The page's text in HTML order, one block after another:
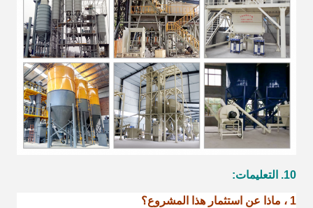
10. التعليمات:
1 ، ماذا عن استثمار هذا المشروع؟